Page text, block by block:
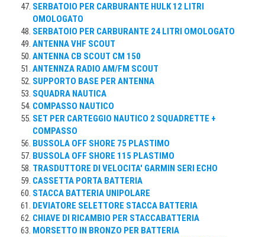
SERBATOIO PER CARBURANTE HULK 12 LITRI
OMOLOGATO
SERBATOIO PER CARBURANTE 24 LITRI OMOLOGATO
ANTENNA VHF SCOUT
ANTENNA CB SCOUT CM 150
ANTENNZA RADIO AM/FM SCOUT
SUPPORTO BASE PER ANTENNA
SQUADRA NAUTICA
COMPASSO NAUTICO
SET PER CARTEGGIO NAUTICO 2 SQUADRETTE +
COMPASSO
BUSSOLA OFF SHORE 75 PLASTIMO
BUSSOLA OFF SHORE 115 PLASTIMO
TRASDUTTORE DI VELOCITA' GARMIN SERI ECHO
CASSETTA PORTA BATTERIA
STACCA BATTERIA UNIPOLARE
DEVIATORE SELETTORE STACCA BATTERIA
CHIAVE DI RICAMBIO PER STACCABATTERIA
MORSETTO IN BRONZO PER BATTERIA